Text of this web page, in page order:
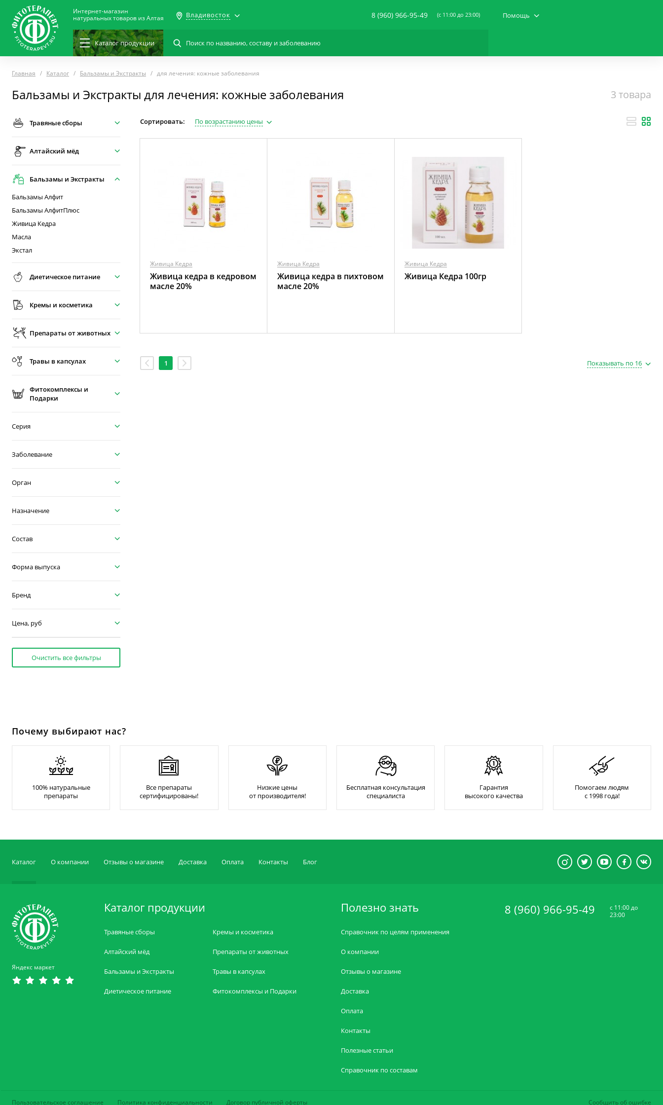
Интернет-магазин
натуральных товаров из Алтая
Владивосток 8 (960) 966-95-49 (c 11:00 до 23:00) Помощь
Каталогпродукции
Главная Каталог Бальзамы и Экстракты для лечения: кожные заболевания
Бальзамы и Экстракты для лечения: кожные заболевания
Травяные сборы
Алтайский мёд
Бальзамы и Экстракты
Бальзамы Алфит
Бальзамы АлфитПлюс
Живица Кедра
Масла
Экстал
Диетическое питание
Кремы и косметика
Препараты от животных
Травы в капсулах
Фитокомплексы и
Подарки
Серия
Заболевание
Орган
Назначение
Состав
Форма выпуска
Бренд
Цена, руб
Очистить все фильтры
Сортировать: По возрастанию цены
3 товара
Живица Кедра
Живица кедра в кедровом
масле 20%
Живица Кедра
Живица кедра в пихтовом
масле 20%
Живица Кедра
Живица Кедра 100гр
1 Показывать по 16
Почему выбирают нас?
100% натуральные
препараты
Все препараты
сертифицированы!
Низкие цены
от производителя!
Бесплатная консультация
специалиста
Гарантия
высокого качества
Помогаем людям
с 1998 года!
Каталог О компании Отзывы о магазине Доставка Оплата Контакты Блог
Яндекс маркет
Каталог продукции
Травяные сборы
Алтайский мёд
Бальзамы и Экстракты
Диетическое питание
Кремы и косметика
Препараты от животных
Травы в капсулах
Фитокомплексы и Подарки
Полезно знать
Справочник по целям применения
О компании
Отзывы о магазине
Доставка
Оплата
Контакты
Полезные статьи
Справочник по составам
8 (960) 966-95-49
c 11:00 до
23:00
Пользовательское соглашение Политика конфиденциальности Договор публичной оферты Сообщить об ошибке